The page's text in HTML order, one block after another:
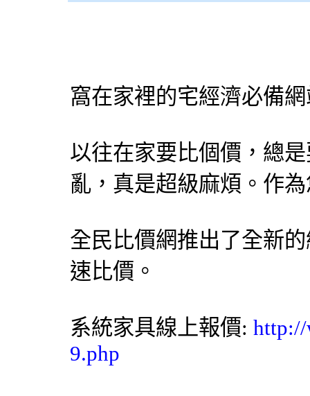
窩在家裡的宅經濟必備
以往在家要比個價，總
亂，真是超級麻煩。作
全民比價網推出了全新
速比價。
系統家具線上報價: http://
9.php